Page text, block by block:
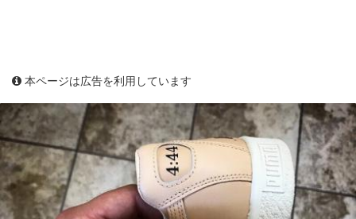
本ページは広告を利用しています